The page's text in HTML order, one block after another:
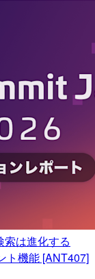
索は進化する
ト機能 [ANT407]